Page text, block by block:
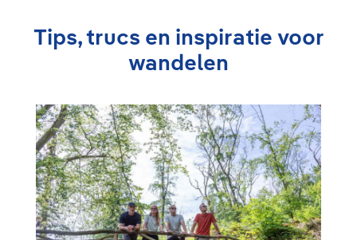
Tips, trucs en inspiratie voor
wandelen